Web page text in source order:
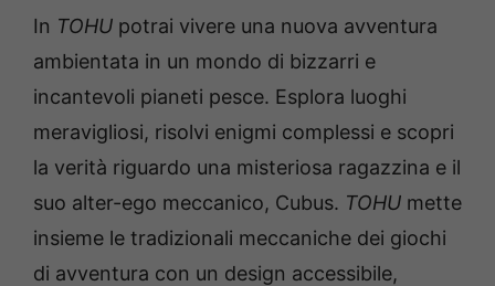
In TOHU potrai vivere una nuova avventura
ambientata in un mondo di bizzarri e
incantevoli pianeti pesce. Esplora luoghi
meravigliosi, risolvi enigmi complessi e scopri
la verità riguardo una misteriosa ragazzina e il
suo alter-ego meccanico, Cubus. TOHU mette
insieme le tradizionali meccaniche dei giochi
di avventura con un design accessibile,